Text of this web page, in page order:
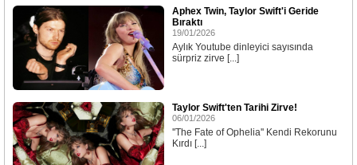
Aphex Twin, Taylor Swift'i Geride
Bıraktı
19/01/2026
Aylık Youtube dinleyici sayısında
sürpriz zirve [...]
Taylor Swift'ten Tarihi Zirve!
06/01/2026
''The Fate of Ophelia'' Kendi Rekorunu
Kırdı [...]